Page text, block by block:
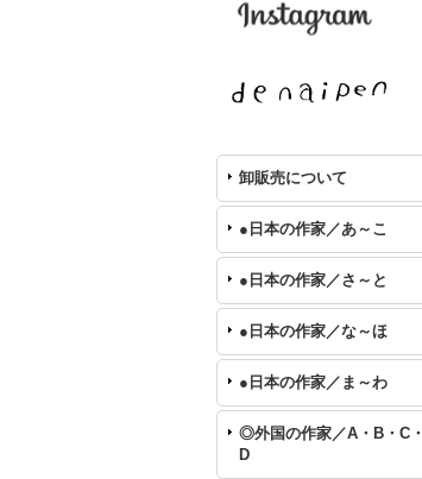
卸販売について
●日本の作家／あ～こ
●日本の作家／さ～と
●日本の作家／な～ほ
●日本の作家／ま～わ
◎外国の作家／A・B・C・
D